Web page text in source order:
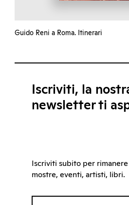
Guido Reni a Roma. Itinerari
Iscriviti, la
newsletter ti
Iscriviti subito per
mostre, eventi, artisti, libri.